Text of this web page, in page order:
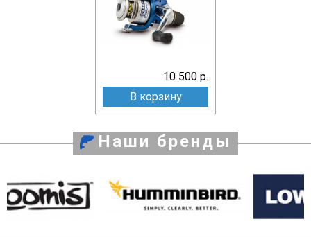
10 500 р.
В корзину
Наши бренды